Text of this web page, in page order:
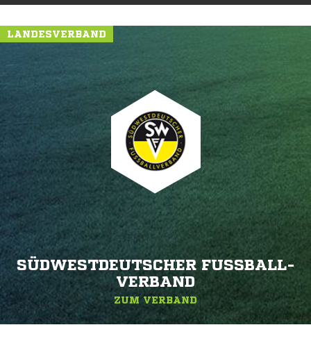
LANDESVERBAND
SÜDWESTDEUTSCHER FUSSBALL-V
ERBAND
ZUM VERBAND